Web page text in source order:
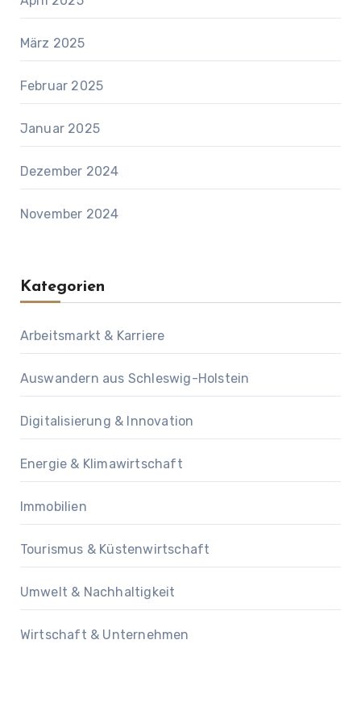
März 2025
Februar 2025
Januar 2025
Dezember 2024
November 2024
Kategorien
Arbeitsmarkt & Karriere
Auswandern aus Schleswig-Holstein
Digitalisierung & Innovation
Energie & Klimawirtschaft
Immobilien
Tourismus & Küstenwirtschaft
Umwelt & Nachhaltigkeit
Wirtschaft & Unternehmen